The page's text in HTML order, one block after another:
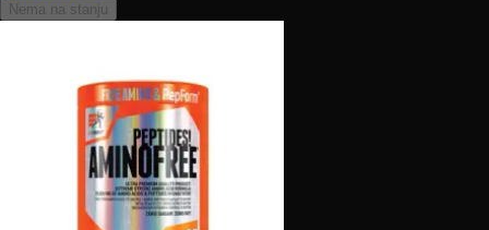
Nema na stanju